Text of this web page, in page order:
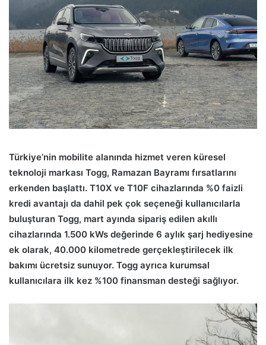
Türkiye’nin mobilite alanında hizmet veren küresel
teknoloji markası Togg, Ramazan Bayramı fırsatlarını
erkenden başlattı. T10X ve T10F cihazlarında %0 faizli
kredi avantajı da dahil pek çok seçeneği kullanıcılarla
buluşturan Togg, mart ayında sipariş edilen akıllı
cihazlarında 1.500 kWs değerinde 6 aylık şarj hediyesine
ek olarak, 40.000 kilometrede gerçekleştirilecek ilk
bakımı ücretsiz sunuyor. Togg ayrıca kurumsal
kullanıcılara ilk kez %100 finansman desteği sağlıyor.